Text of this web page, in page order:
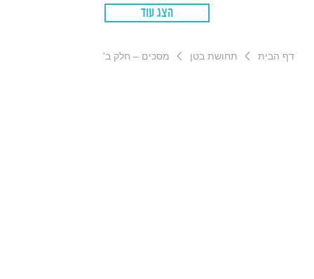
הצג עוד
דף הבית תחושת בטן מסכים – חלק ב'